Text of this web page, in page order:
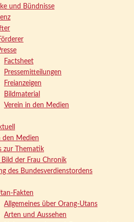
und Bündnisse
Factsheet
Pressemitteilungen
Freianzeigen
Bildmaterial
Verein in den Medien
den Medien
zur Thematik
Bild der Frau Chronik
des Bundesverdienstordens
Fakten
Allgemeines über Orang-Utans
Arten und Aussehen